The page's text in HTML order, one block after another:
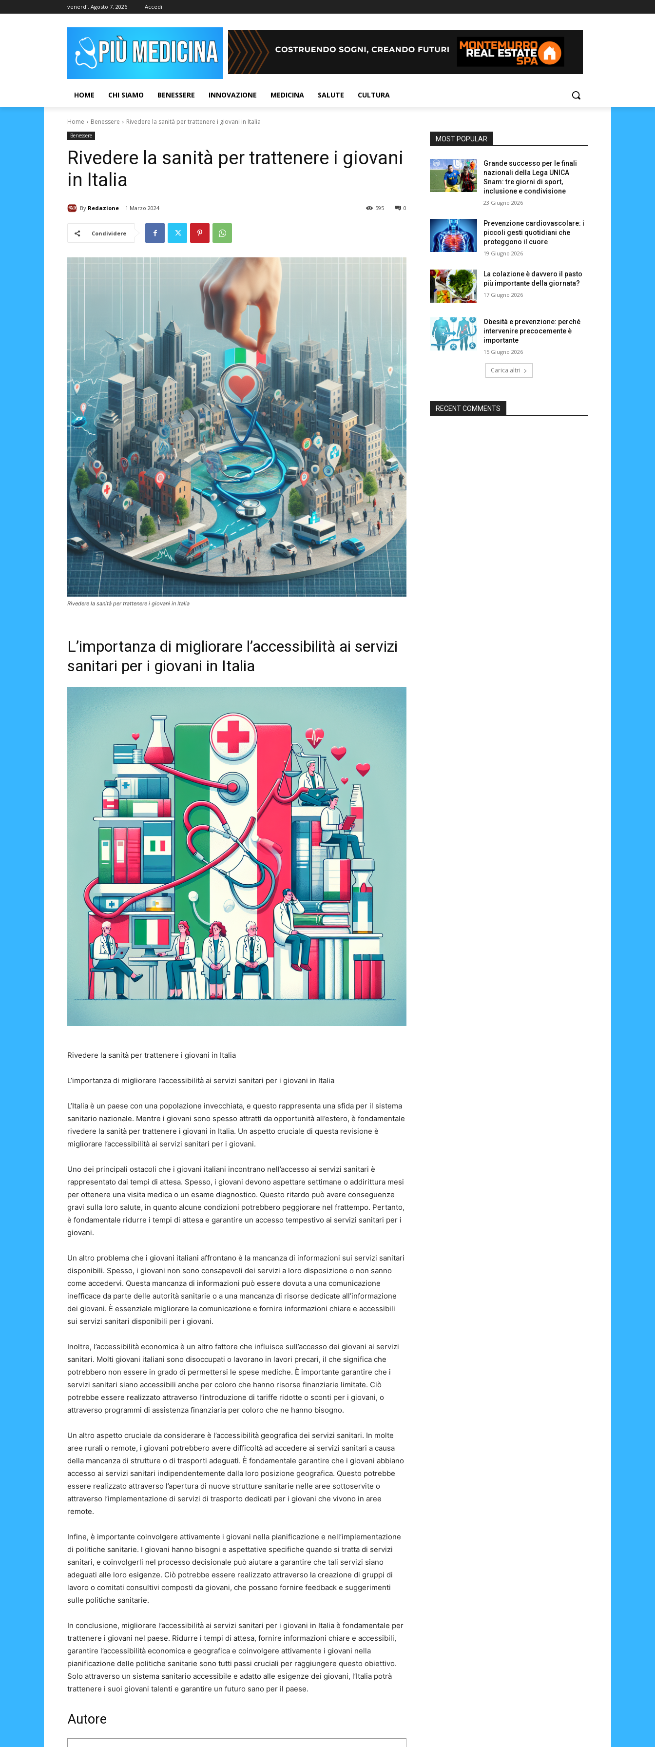
venerdì, Agosto 7, 2026 Accedi
HOME CHI SIAMO BENESSERE INNOVAZIONE MEDICINA SALUTE CULTURA
Home Benessere Rivedere la sanità per trattenere i giovani in Italia
Benessere
Rivedere la sanità per trattenere i giovani
in Italia
By Redazione 1 Marzo 2024 0
595
Condividere
Rivedere la sanità per trattenere i giovani in Italia
L’importanza di migliorare l’accessibilità ai servizi
sanitari per i giovani in Italia
Rivedere la sanità per trattenere i giovani in Italia
L’importanza di migliorare l’accessibilità ai servizi sanitari per i giovani in Italia
L’Italia è un paese con una popolazione invecchiata, e questo rappresenta una sfida per il sistema
sanitario nazionale. Mentre i giovani sono spesso attratti da opportunità all’estero, è fondamentale
rivedere la sanità per trattenere i giovani in Italia. Un aspetto cruciale di questa revisione è
migliorare l’accessibilità ai servizi sanitari per i giovani.
Uno dei principali ostacoli che i giovani italiani incontrano nell’accesso ai servizi sanitari è
rappresentato dai tempi di attesa. Spesso, i giovani devono aspettare settimane o addirittura mesi
per ottenere una visita medica o un esame diagnostico. Questo ritardo può avere conseguenze
gravi sulla loro salute, in quanto alcune condizioni potrebbero peggiorare nel frattempo. Pertanto,
è fondamentale ridurre i tempi di attesa e garantire un accesso tempestivo ai servizi sanitari per i
giovani.
Un altro problema che i giovani italiani affrontano è la mancanza di informazioni sui servizi sanitari
disponibili. Spesso, i giovani non sono consapevoli dei servizi a loro disposizione o non sanno
come accedervi. Questa mancanza di informazioni può essere dovuta a una comunicazione
inefficace da parte delle autorità sanitarie o a una mancanza di risorse dedicate all’informazione
dei giovani. È essenziale migliorare la comunicazione e fornire informazioni chiare e accessibili
sui servizi sanitari disponibili per i giovani.
Inoltre, l’accessibilità economica è un altro fattore che influisce sull’accesso dei giovani ai servizi
sanitari. Molti giovani italiani sono disoccupati o lavorano in lavori precari, il che significa che
potrebbero non essere in grado di permettersi le spese mediche. È importante garantire che i
servizi sanitari siano accessibili anche per coloro che hanno risorse finanziarie limitate. Ciò
potrebbe essere realizzato attraverso l’introduzione di tariffe ridotte o sconti per i giovani, o
attraverso programmi di assistenza finanziaria per coloro che ne hanno bisogno.
Un altro aspetto cruciale da considerare è l’accessibilità geografica dei servizi sanitari. In molte
aree rurali o remote, i giovani potrebbero avere difficoltà ad accedere ai servizi sanitari a causa
della mancanza di strutture o di trasporti adeguati. È fondamentale garantire che i giovani abbiano
accesso ai servizi sanitari indipendentemente dalla loro posizione geografica. Questo potrebbe
essere realizzato attraverso l’apertura di nuove strutture sanitarie nelle aree sottoservite o
attraverso l’implementazione di servizi di trasporto dedicati per i giovani che vivono in aree
remote.
Infine, è importante coinvolgere attivamente i giovani nella pianificazione e nell’implementazione
di politiche sanitarie. I giovani hanno bisogni e aspettative specifiche quando si tratta di servizi
sanitari, e coinvolgerli nel processo decisionale può aiutare a garantire che tali servizi siano
adeguati alle loro esigenze. Ciò potrebbe essere realizzato attraverso la creazione di gruppi di
lavoro o comitati consultivi composti da giovani, che possano fornire feedback e suggerimenti
sulle politiche sanitarie.
In conclusione, migliorare l’accessibilità ai servizi sanitari per i giovani in Italia è fondamentale per
trattenere i giovani nel paese. Ridurre i tempi di attesa, fornire informazioni chiare e accessibili,
garantire l’accessibilità economica e geografica e coinvolgere attivamente i giovani nella
pianificazione delle politiche sanitarie sono tutti passi cruciali per raggiungere questo obiettivo.
Solo attraverso un sistema sanitario accessibile e adatto alle esigenze dei giovani, l’Italia potrà
trattenere i suoi giovani talenti e garantire un futuro sano per il paese.
Autore
MOST POPULAR
Grande successo per le finali
nazionali della Lega UNICA
Snam: tre giorni di sport,
inclusione e condivisione
23 Giugno 2026
Prevenzione cardiovascolare: i
piccoli gesti quotidiani che
proteggono il cuore
19 Giugno 2026
La colazione è davvero il pasto
più importante della giornata?
17 Giugno 2026
Obesità e prevenzione: perché
intervenire precocemente è
importante
15 Giugno 2026
Carica altri
RECENT COMMENTS